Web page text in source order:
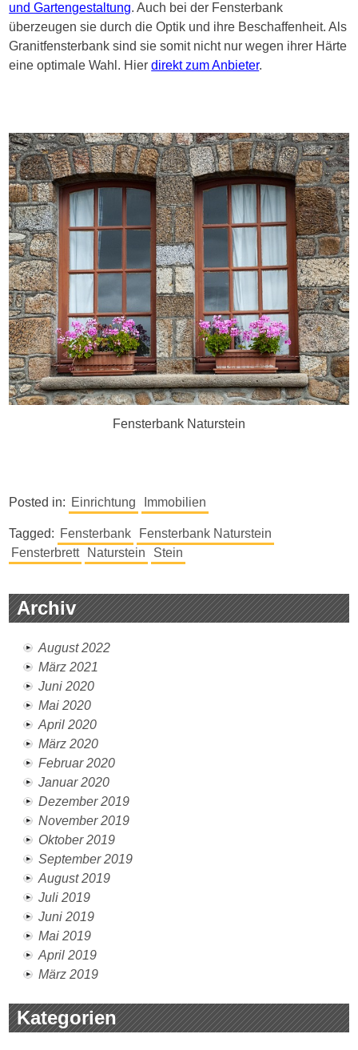
und Gartengestaltung. Auch bei der Fensterbank
überzeugen sie durch die Optik und ihre Beschaffenheit. Als
Granitfensterbank sind sie somit nicht nur wegen ihrer Härte
eine optimale Wahl. Hierdirekt zum Anbieter.
Fensterbank Naturstein
Posted in: Einrichtung Immobilien
Tagged: Fensterbank
Fensterbank Naturstein
Fensterbrett
Naturstein Stein
Archiv
August 2022
März 2021
Juni 2020
Mai 2020
April 2020
März 2020
Februar 2020
Januar 2020
Dezember 2019
November 2019
Oktober 2019
September 2019
August 2019
Juli 2019
Juni 2019
Mai 2019
April 2019
März 2019
Kategorien